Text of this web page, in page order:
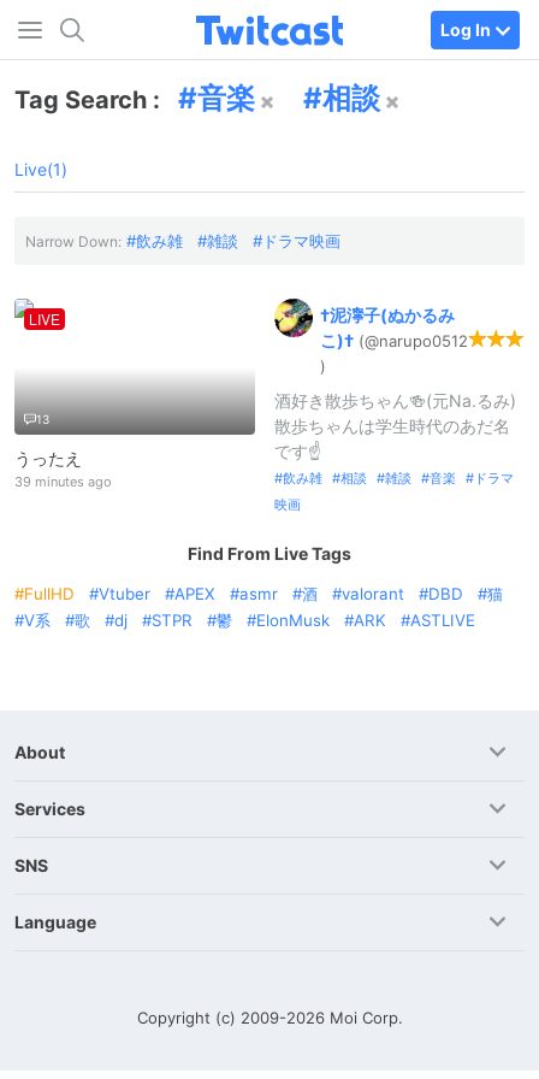
Log In
Tag Search : 音楽 相談
Live(1)
Narrow Down: 飲み雑 雑談 ドラマ映画
LIVE
13
うったえ
39 minutes ago
†泥濘子(ぬかるみ
こ)† (@narupo0512
)
酒好き散歩ちゃん🍻(元Na.るみ)
散歩ちゃんは学生時代のあだ名
です☝️
飲み雑 相談 雑談 音楽
ドラマ
映画
Find From Live Tags
FullHD Vtuber APEX asmr 酒 valorant DBD
猫
V系
歌 dj STPR 鬱 ElonMusk ARK ASTLIVE
About
Services
SNS
Language
Copyright (c) 2009-2026 Moi Corp.